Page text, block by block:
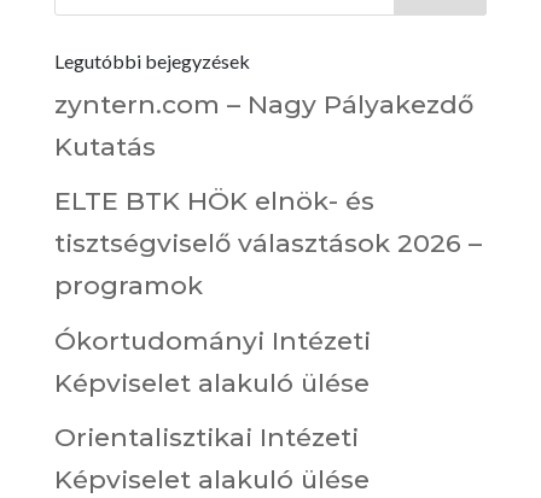
Legutóbbi bejegyzések
zyntern.com – Nagy Pályakezdő
Kutatás
ELTE BTK HÖK elnök- és
tisztségviselő választások 2026 –
programok
Ókortudományi Intézeti
Képviselet alakuló ülése
Orientalisztikai Intézeti
Képviselet alakuló ülése